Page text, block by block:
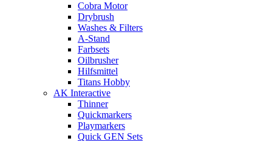
Cobra Motor
Drybrush
Washes & Filters
A-Stand
Farbsets
Oilbrusher
Hilfsmittel
Titans Hobby
AK Interactive
Thinner
Quickmarkers
Playmarkers
Quick GEN Sets